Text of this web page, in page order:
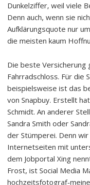
Dunkelziffer, weil viele
Denn auch, wenn sie
Aufklärungsquote nur
die meisten kaum
Die beste Versicherung
Fahrradschloss. Für die
beispielsweise ist das
von Snapbuy. Erstellt
Schmidt. An anderer
Sandra Smith oder
der Stümperei. Denn
Internetseiten mit
dem Jobportal Xing
Frost, ist Social Media
hochzeitsfotograf-